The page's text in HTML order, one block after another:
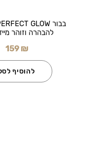
להבהרה וזוהר
159 ₪
להוסיף